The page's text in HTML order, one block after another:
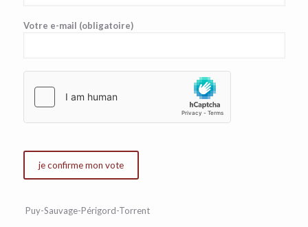
Votre e-mail (obligatoire)
Puy-Sauvage-Périgord-Torrent